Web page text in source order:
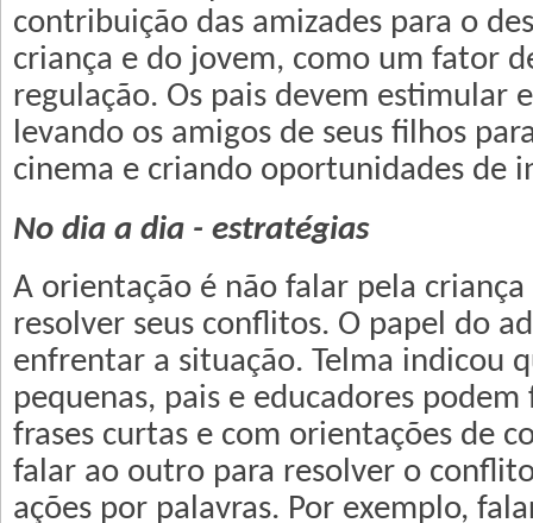
contribuição das amizades para o
criança e do jovem, como um fator
regulação. Os pais devem estimular
levando os amigos de seus filhos
cinema e criando oportunidades de
No dia a dia - estratégias
A orientação é não falar pela
resolver seus conflitos. O papel do
enfrentar a situação. Telma indicou
pequenas, pais e educadores
frases curtas e com orientações de
falar ao outro para resolver o
ações por palavras. Por exemplo,